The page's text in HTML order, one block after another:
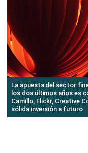
La apuesta del sector
los dos últimos años es
Camillo, Flickr, Creative
sólida inversión a futuro